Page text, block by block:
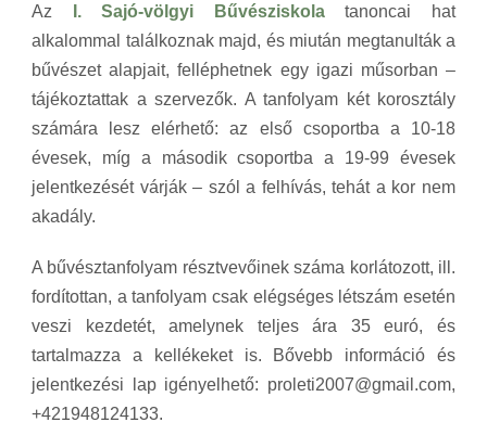
Az I. Sajó-völgyi Bűvésziskolatanoncai hat
alkalommal találkoznak majd, és miután megtanulták a
bűvészet alapjait, felléphetnek egy igazi műsorban –
tájékoztattak a szervezők. A tanfolyam két korosztály
számára lesz elérhető: az első csoportba a 10-18
évesek, míg a második csoportba a 19-99 évesek
jelentkezését várják – szól a felhívás, tehát a kor nem
akadály.
A bűvésztanfolyam résztvevőinek száma korlátozott, ill.
fordítottan, a tanfolyam csak elégséges létszám esetén
veszi kezdetét, amelynek teljes ára 35 euró, és
tartalmazza a kellékeket is. Bővebb információ és
jelentkezési lap igényelhető: proleti2007@gmail.com,
+421948124133.